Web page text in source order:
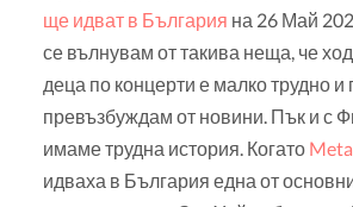
ще идват в България на 26 Май
се вълнувам от такива неща, че
деца по концерти е малко трудно и
превъзбуждам от новини. Пък и с
имаме трудна история. Когато
идваха в България една от